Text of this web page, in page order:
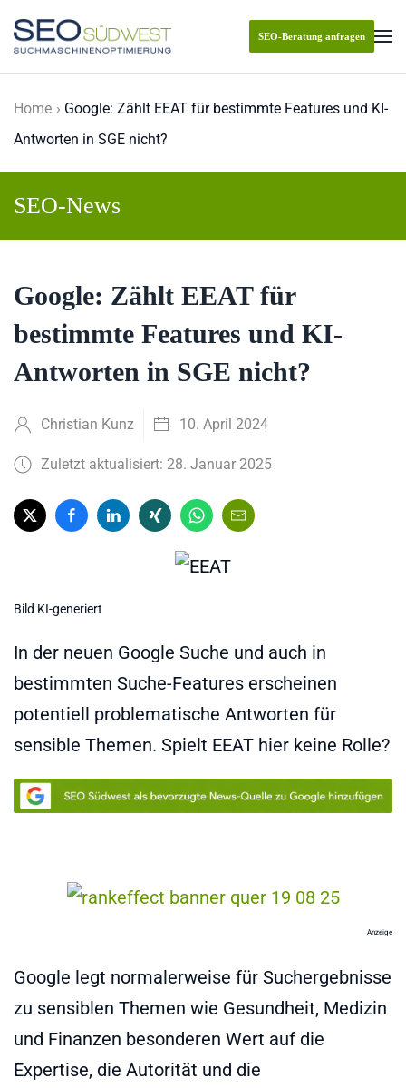
Skip to main content
SEO-Beratung anfragen
Home
Google: Zählt EEAT für bestimmte Features und KI-
Antworten in SGE nicht?
SEO-News
Google: Zählt EEAT für
bestimmte Features und KI-
Antworten in SGE nicht?
Christian Kunz 10. April 2024
Zuletzt aktualisiert: 28. Januar 2025
Bild KI-generiert
In der neuen Google Suche und auch in
bestimmten Suche-Features erscheinen
potentiell problematische Antworten für
sensible Themen. Spielt EEAT hier keine Rolle?
Anzeige
Google legt normalerweise für Suchergebnisse
zu sensiblen Themen wie Gesundheit, Medizin
und Finanzen besonderen Wert auf die
Expertise, die Autorität und die